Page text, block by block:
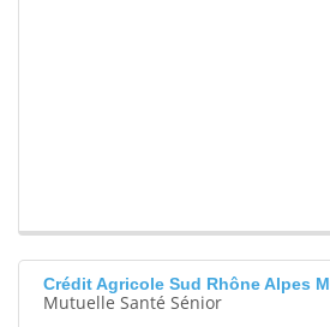
Crédit Agricole Sud Rhône Alpes
Mutuelle Santé Sénior